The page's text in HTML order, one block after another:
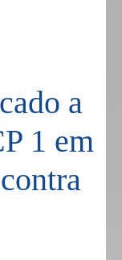
a
1 em